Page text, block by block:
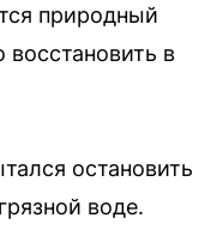
природный
в
остановить
воде.